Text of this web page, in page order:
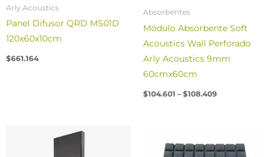
Arly Acoustics
Panel Difusor QRD MS01D
120x60x10cm
$661.164
Absorbentes
Módulo Absorbente Soft
Acoustics Wall Perforado
Arly Acoustics 9mm
60cmx60cm
$104.601 – $108.409